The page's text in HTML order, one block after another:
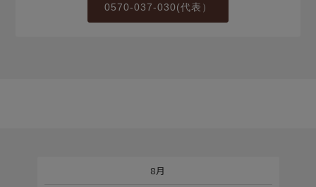
0570-037-030(代表）
8月